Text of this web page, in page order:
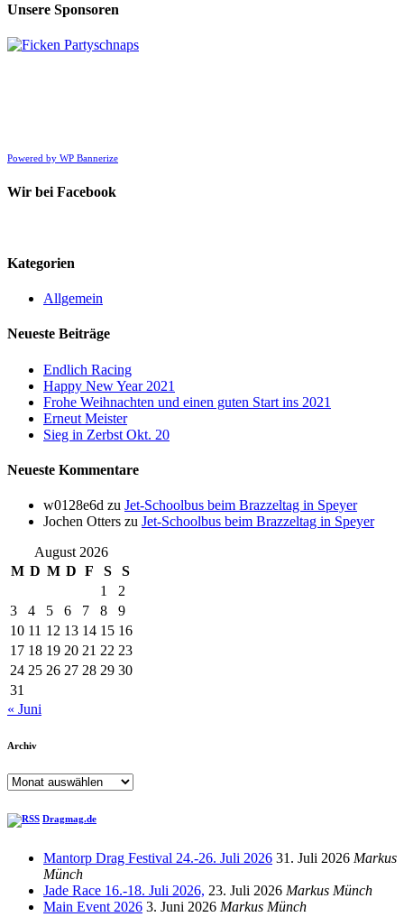
Unsere Sponsoren
Powered by WP Bannerize
Wir bei Facebook
Kategorien
Allgemein
Neueste Beiträge
Endlich Racing
Happy New Year 2021
Frohe Weihnachten und einen guten Start ins 2021
Erneut Meister
Sieg in Zerbst Okt. 20
Neueste Kommentare
w0128e6d zu Jet-Schoolbus beim Brazzeltag in Speyer
Jochen Otters zu Jet-Schoolbus beim Brazzeltag in Speyer
August 2026
M D M D F S
S
1
2
3
4 5 6 7 8
9
10 11 12 13 14 15 16
17 18 19 20 21 22 23
24 25 26 27 28 29 30
31
« Juni
Archiv
Archiv
Dragmag.de
Mantorp Drag Festival 24.-26. Juli 2026 31. Juli 2026 Markus
Münch
Jade Race 16.-18. Juli 2026, 23. Juli 2026 Markus Münch
Main Event 2026 3. Juni 2026 Markus Münch